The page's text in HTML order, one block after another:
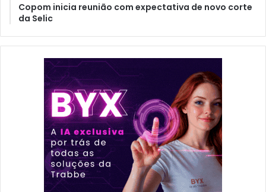
Copom inicia reunião com expectativa de novo corte
da Selic